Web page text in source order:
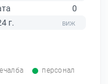
0
г.
персонал